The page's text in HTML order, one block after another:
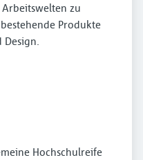
zu
Produkte
Hochschulreife